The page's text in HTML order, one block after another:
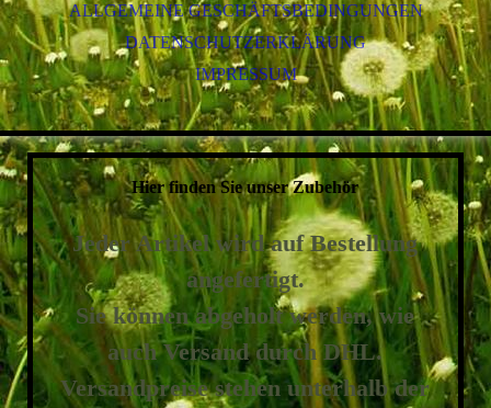
ALLGEMEINE GESCHÄFTSBEDINGUNGEN
DATENSCHUTZERKLÄRUNG
IMPRESSUM
Hier finden Sie unser Zubehör
Jeder Artikel wird auf Bestellung
angefertigt.
Sie können abgeholt werden, wie
auch Versand durch DHL.
Versandpreise stehen unterhalb der